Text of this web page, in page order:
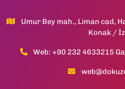
Umur Bey mah., Liman cad,
Konak /
Web: +90 232 4633215